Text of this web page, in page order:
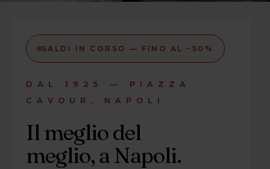
SALDI IN CORSO — FINO AL −50%
DAL 1925 — PIAZZA
CAVOUR, NAPOLI
Il meglio del
meglio, a Napoli.